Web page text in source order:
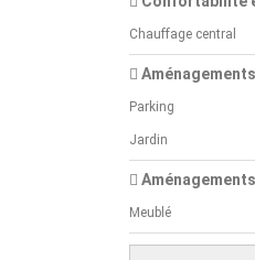
Chauffage central
Parking
Jardin
Meublé